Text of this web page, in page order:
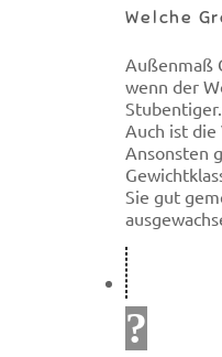
Welche
Außenmaß
wenn der
Auch ist
Ansonsten
Sie gut